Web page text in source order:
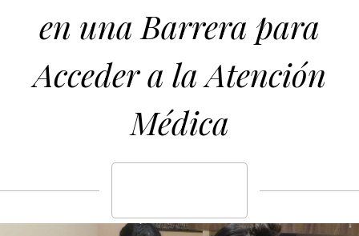
en una Barrera para
Acceder a la Atención
Médica